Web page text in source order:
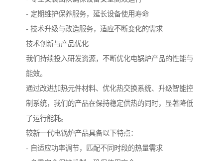
- 定期维护保养服务，延长设备使用寿命
- 技术升级与改造服务，适应不断变化的需求
技术创新与产品优化
我们持续投入研发资源，不断优化电锅炉产品的性能与
能效。
通过改进加热元件材料、优化热交换系统、升级智能控
制系统，我们的产品在保持稳定供热的同时，显著降低
了运行能耗。
较新一代电锅炉产品具备以下特点：
- 自适应功率调节，匹配不同时段的热量需求